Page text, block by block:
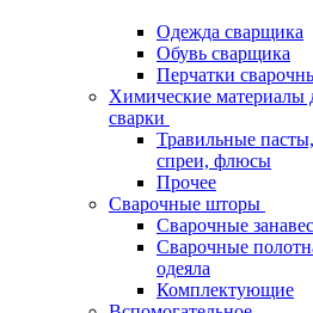
Одежда сварщика
Обувь сварщика
Перчатки
Химические материалы
сварки
Травильные пасты,
спреи, флюсы
Прочее
Сварочные шторы
Сварочные
Сварочные
одеяла
Комплектующие